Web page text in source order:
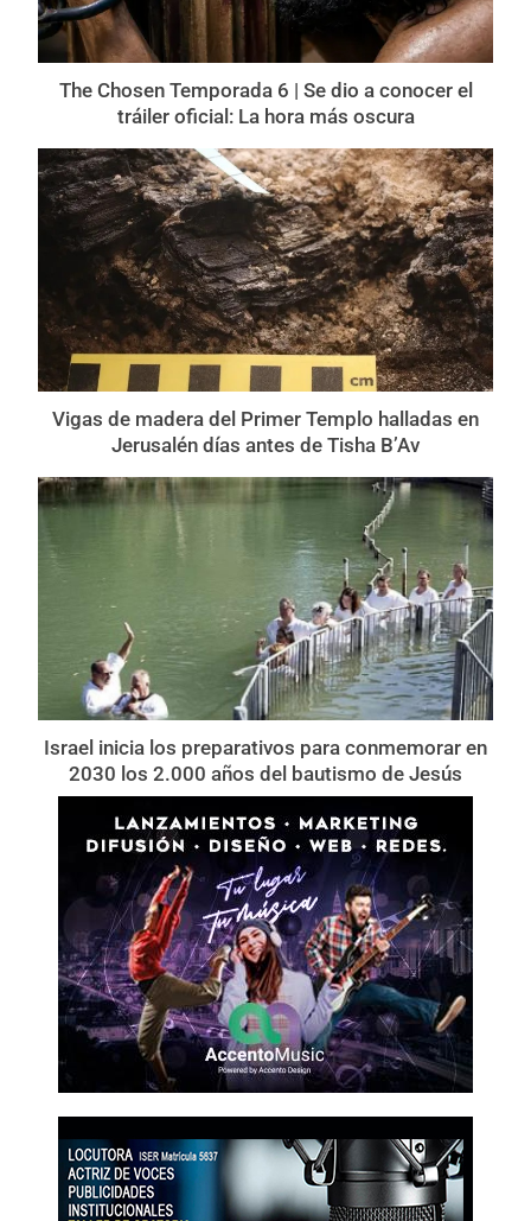
The Chosen Temporada 6 | Se dio a conocer el
tráiler oficial: La hora más oscura
Vigas de madera del Primer Templo halladas en
Jerusalén días antes de Tisha B’Av
Israel inicia los preparativos para conmemorar en
2030 los 2.000 años del bautismo de Jesús